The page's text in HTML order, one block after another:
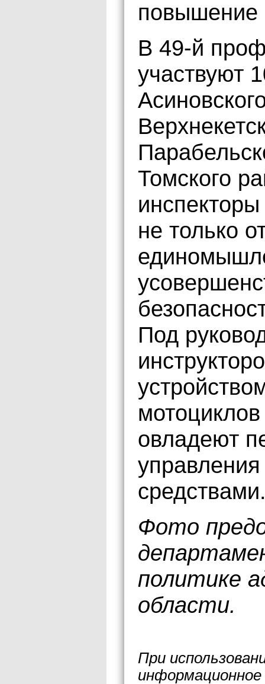
повышение
В 49-й
участвуют
Томского
не только
Под
овладеют
Фото
политике
области.
При